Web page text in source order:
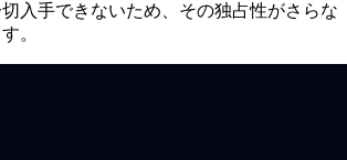
入手できないため、その独占性がさらな
。